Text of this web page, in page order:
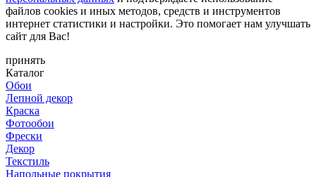
файлов cookies и иных методов, средств и инструментов
интернет статистики и настройки. Это помогает нам улучшать
сайт для Вас!
принять
Каталог
Обои
Лепной декор
Краска
Фотообои
Фрески
Декор
Текстиль
Напольные покрытия